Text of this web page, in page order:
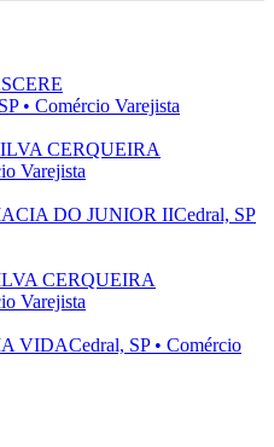
• Comércio Varejista
CERQUEIRA
Varejista
DO JUNIOR IICedral, SP
CERQUEIRA
Varejista
VIDACedral, SP • Comércio